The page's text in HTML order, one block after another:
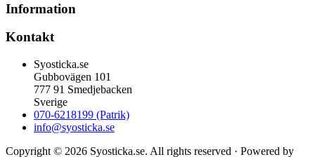
Information
Kontakt
Syosticka.se
Gubbovägen 101
777 91 Smedjebacken
Sverige
070-6218199 (Patrik)
info@syosticka.se
Copyright © 2026 Syosticka.se. All rights reserved · Powered by